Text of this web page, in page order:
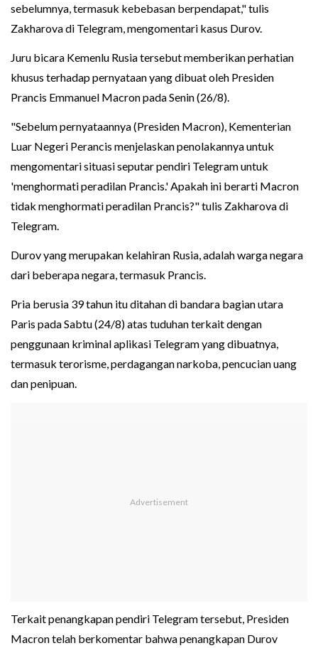
sebelumnya, termasuk kebebasan berpendapat," tulis
Zakharova di Telegram, mengomentari kasus Durov.
Juru bicara Kemenlu Rusia tersebut memberikan perhatian
khusus terhadap pernyataan yang dibuat oleh Presiden
Prancis Emmanuel Macron pada Senin (26/8).
"Sebelum pernyataannya (Presiden Macron), Kementerian
Luar Negeri Perancis menjelaskan penolakannya untuk
mengomentari situasi seputar pendiri Telegram untuk
'menghormati peradilan Prancis.' Apakah ini berarti Macron
tidak menghormati peradilan Prancis?" tulis Zakharova di
Telegram.
Durov yang merupakan kelahiran Rusia, adalah warga negara
dari beberapa negara, termasuk Prancis.
Pria berusia 39 tahun itu ditahan di bandara bagian utara
Paris pada Sabtu (24/8) atas tuduhan terkait dengan
penggunaan kriminal aplikasi Telegram yang dibuatnya,
termasuk terorisme, perdagangan narkoba, pencucian uang
dan penipuan.
Terkait penangkapan pendiri Telegram tersebut, Presiden
Macron telah berkomentar bahwa penangkapan Durov